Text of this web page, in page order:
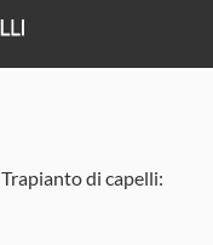
Trapianto di capelli: